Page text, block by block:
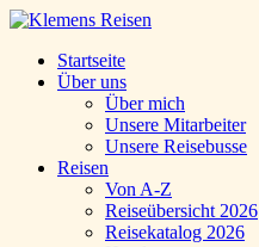
Startseite
Über uns
Über mich
Unsere Mitarbeiter
Unsere Reisebusse
Reisen
Von A-Z
Reiseübersicht 2026
Reisekatalog 2026